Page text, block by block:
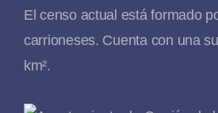
El censo actual está formado
carrioneses. Cuenta con una
km².